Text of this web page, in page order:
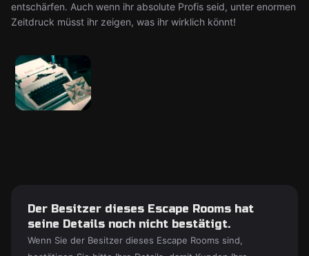
entschärfen. Auch wenn ihr absolute Profis seid, unter enormen
Zeitdruck müsst ihr zeigen, was ihr wirklich könnt!
Der Besitzer dieses Escape Rooms hat
seine Details noch nicht bestätigt.
Wenn Sie der Besitzer dieses Escape Rooms sind,